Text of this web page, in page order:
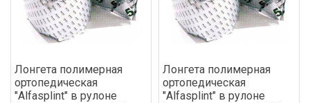
Лонгета полимерная
ортопедическая
"Alfasplint" в рулоне
Лонгета полимерная
ортопедическая
"Alfasplint" в рулоне